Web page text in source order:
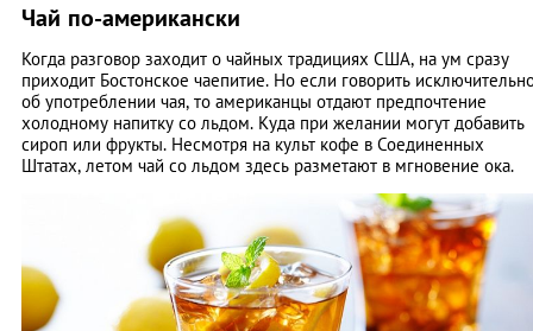
Чай по-американски
Когда разговор заходит о чайных традициях США, на ум сразу
приходит Бостонское чаепитие. Но если говорить
об употреблении чая, то американцы отдают предпочтение
холодному напитку со льдом. Куда при желании могут добавить
сироп или фрукты. Несмотря на культ кофе в Соединенных
Штатах, летом чай со льдом здесь разметают в мгновение ока.